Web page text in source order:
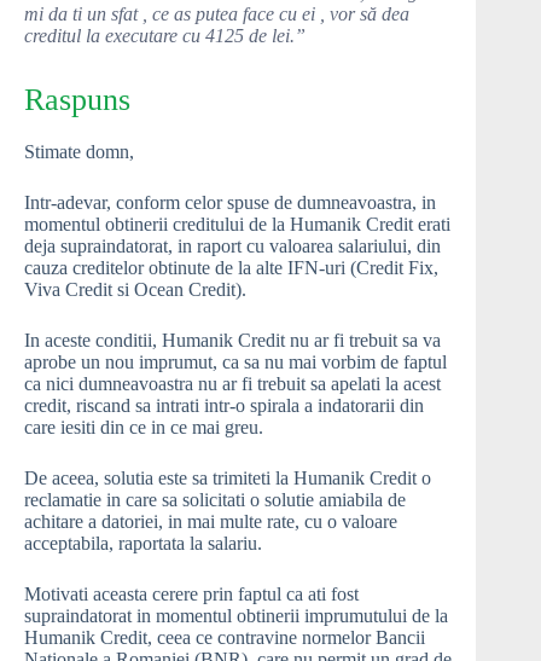
mi da ti un sfat , ce as putea face cu ei , vor să dea
creditul la executare cu 4125 de lei.”
Raspuns
Stimate domn,
Intr-adevar, conform celor spuse de dumneavoastra, in
momentul obtinerii creditului de la Humanik Credit erati
deja supraindatorat, in raport cu valoarea salariului, din
cauza creditelor obtinute de la alte IFN-uri (Credit Fix,
Viva Credit si Ocean Credit).
In aceste conditii, Humanik Credit nu ar fi trebuit sa va
aprobe un nou imprumut, ca sa nu mai vorbim de faptul
ca nici dumneavoastra nu ar fi trebuit sa apelati la acest
credit, riscand sa intrati intr-o spirala a indatorarii din
care iesiti din ce in ce mai greu.
De aceea, solutia este sa trimiteti la Humanik Credit o
reclamatie in care sa solicitati o solutie amiabila de
achitare a datoriei, in mai multe rate, cu o valoare
acceptabila, raportata la salariu.
Motivati aceasta cerere prin faptul ca ati fost
supraindatorat in momentul obtinerii imprumutului de la
Humanik Credit, ceea ce contravine normelor Bancii